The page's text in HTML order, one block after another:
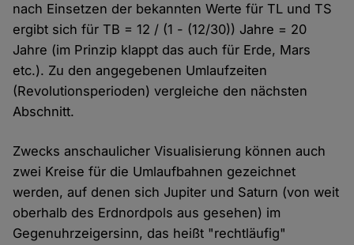
nach Einsetzen der bekannten Werte für TL und TS
ergibt sich für TB = 12 / (1 - (12/30)) Jahre = 20
Jahre (im Prinzip klappt das auch für Erde, Mars
etc.). Zu den angegebenen Umlaufzeiten
(Revolutionsperioden) vergleiche den nächsten
Abschnitt.
Zwecks anschaulicher Visualisierung können auch
zwei Kreise für die Umlaufbahnen gezeichnet
werden, auf denen sich Jupiter und Saturn (von weit
oberhalb des Erdnordpols aus gesehen) im
Gegenuhrzeigersinn, das heißt "rechtläufig"